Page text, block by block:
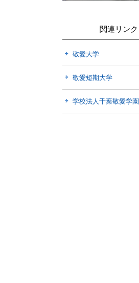
関連リンク
敬愛大学
敬愛短期大学
学校法人千葉敬愛学園